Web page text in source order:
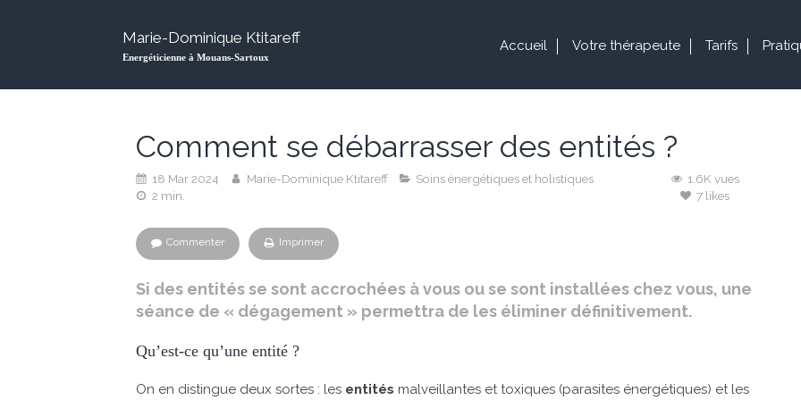
Accueil Votre thérapeute Tarifs
Marie-Dominique Ktitareff
Energéticienne à Mouans-Sartoux
Comment se débarrasser des entités ?
18 Mar 2024 Marie-Dominique Ktitareff
Soins énergétiques et holistiques
2 min.
1.6K vues
7 likes
Commenter Imprimer
Si des entités se sont accrochées à vous ou se sont installées chez vous, une
séance de « dégagement » permettra de les éliminer définitivement.
Qu’est-ce qu’une entité ?
On en distingue deux sortes : les entités malveillantes et toxiques (parasites énergétiques) et les